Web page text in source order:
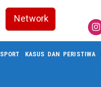
Network
SPORT KASUS DAN PERISTIWA